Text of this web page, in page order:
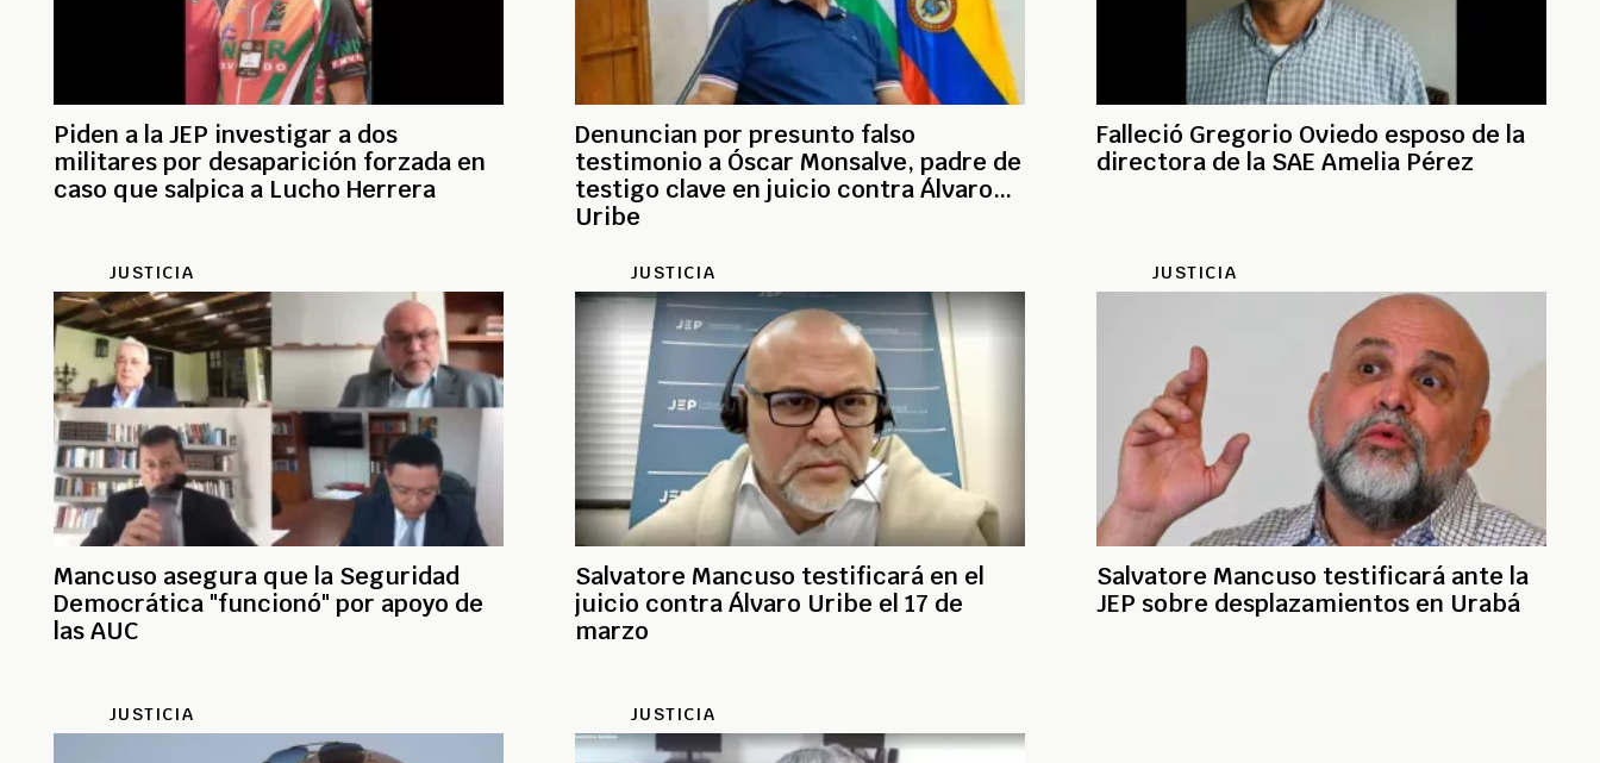
Piden a la JEP investigar a dos
militares por desaparición forzada en
caso que salpica a Lucho Herrera
Denuncian por presunto falso
testimonio a Óscar Monsalve, padre de
testigo clave en juicio contra Álvaro
Uribe
Falleció Gregorio Oviedo esposo de la
directora de la SAE Amelia Pérez
JUSTICIA
Mancuso asegura que la Seguridad
Democrática "funcionó" por apoyo de
las AUC
JUSTICIA
Salvatore Mancuso testificará en el
juicio contra Álvaro Uribe el 17 de
marzo
JUSTICIA
Salvatore Mancuso testificará ante la
JEP sobre desplazamientos en Urabá
JUSTICIA JUSTICIA